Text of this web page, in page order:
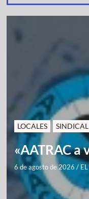
LOCALES SINDICAL
«AATRAC a
6 de agosto de 2026 /